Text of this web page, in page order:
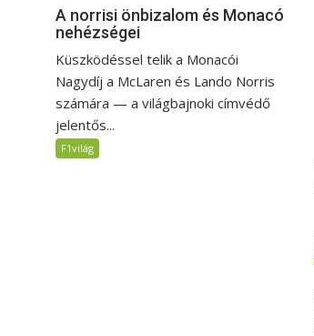
A norrisi önbizalom és Monacó
nehézségei
Küszködéssel telik a Monacói
Nagydíj a McLaren és Lando Norris
számára — a világbajnoki címvédő
jelentős...
F1világ